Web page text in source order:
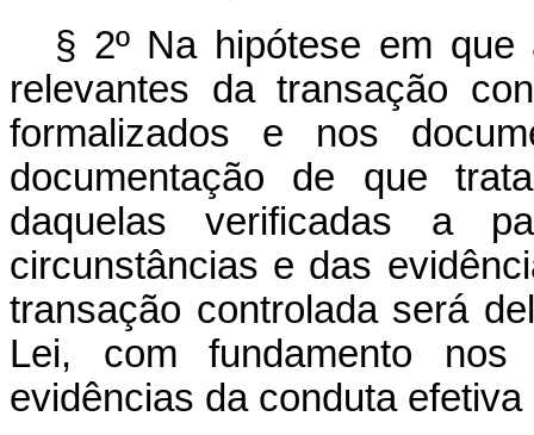
§ 2º Na hipótese em que
relevantes da transação
formalizados e nos
documentação de que
daquelas verificadas a
circunstâncias e das
transação controlada será
Lei, com fundamento
evidências da conduta